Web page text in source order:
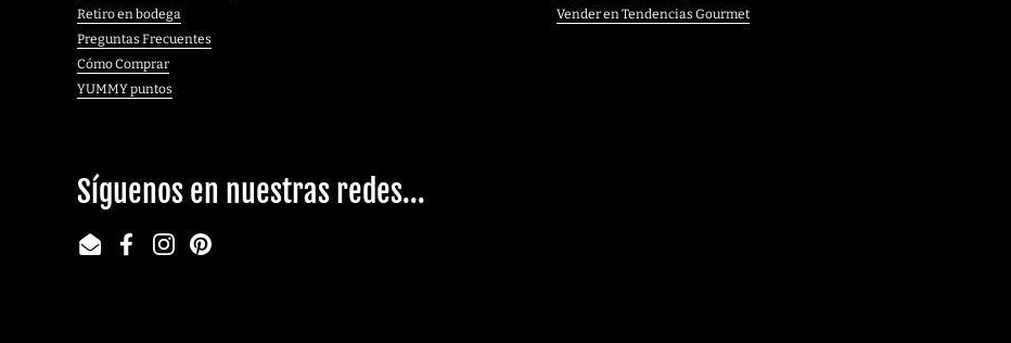
Retiro en bodega
Preguntas Frecuentes
Cómo Comprar
YUMMY puntos
Vender en Tendencias Gourmet
Síguenos en nuestras redes...
EmailFacebookInstagramPinterest